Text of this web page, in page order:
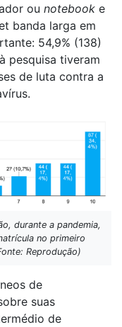
ou notebook e
banda larga em
54,9% (138)
pesquisa tiveram
de luta contra a
durante a pandemia,
no primeiro
Reprodução)
de
suas
de